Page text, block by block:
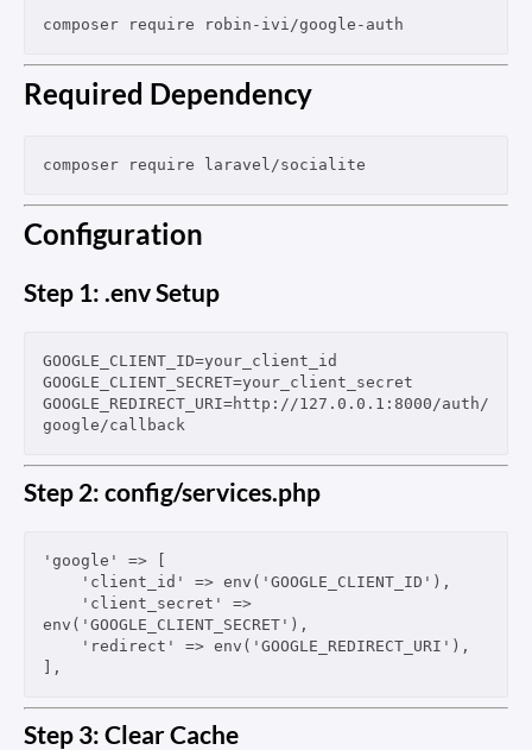
Required Dependency
Configuration
Step 1: .env Setup
GOOGLE_CLIENT_ID=your_client_id
GOOGLE_CLIENT_SECRET=your_client_secret
GOOGLE_REDIRECT_URI=http://127.0.0.1:8000/auth/
Step 2: config/services.php
'google' => [
env('GOOGLE_CLIENT_SECRET'),
Step 3: Clear Cache